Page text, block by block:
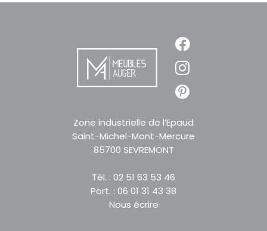
Zone industrielle de l’Epaud
Saint-Michel-Mont-Mercure
85700 SEVREMONT
Tél. : 02 51 63 53 46
Port. : 06 01 31 43 38
Nous écrire